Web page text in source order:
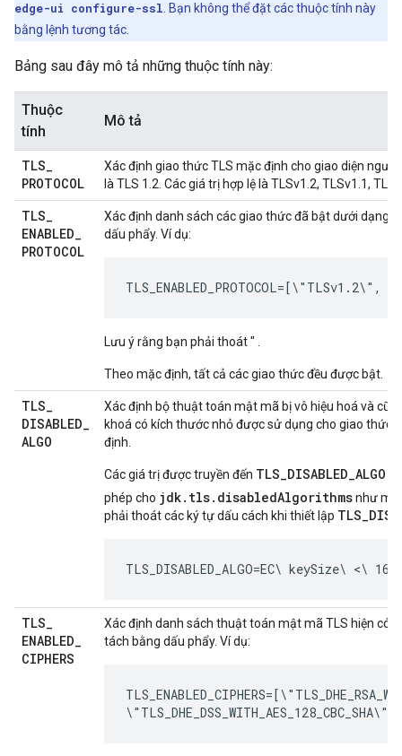
edge-ui configure-ssl . Bạn không thể đặt các thuộc tính này
bằng lệnh tương tác.
Bảng sau đây mô tả những thuộc tính này:
Thuộc
tính
Mô tả
TLS_
PROTOCOL
Xác định giao thức TLS mặc định cho giao diện
là TLS 1.2. Các giá trị hợp lệ là TLSv1.2, TLSv1.1,
TLS_
ENABLED_
PROTOCOL
Xác định danh sách các giao thức đã bật dưới dạng
dấu phẩy. Ví dụ:
Lưu ý rằng bạn phải thoát " .
Theo mặc định, tất cả các giao thức đều được bật.
TLS_
DISABLED_
ALGO
Xác định bộ thuật toán mật mã bị vô hiệu hoá và
khoá có kích thước nhỏ được sử dụng cho giao thức
định.
Các giá trị được truyền đến TLS_DISABLED_ALGO
phép cho jdk.tls.disabledAlgorithmsnhư
phải thoát các ký tự dấu cách khi thiết lập
TLS_DISABLED_ALGO=EC\ keySize\ <\
TLS_
ENABLED_
CIPHERS
Xác định danh sách thuật toán mật mã TLS hiện có
tách bằng dấu phẩy. Ví dụ:
\"TLS_DHE_DSS_WITH_AES_128_CBC_SHA\"]